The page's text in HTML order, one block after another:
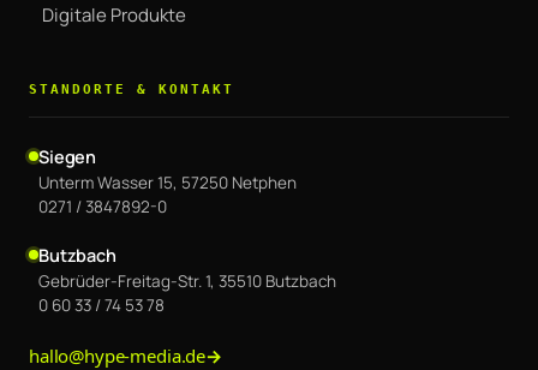
Digitale Produkte
STANDORTE & KONTAKT
Siegen
Unterm Wasser 15, 57250 Netphen
0271 / 3847892-0
Butzbach
Gebrüder-Freitag-Str. 1, 35510 Butzbach
0 60 33 / 74 53 78
hallo@hype-media.de